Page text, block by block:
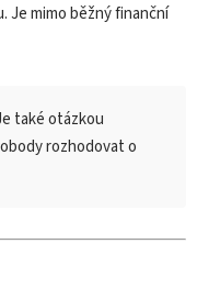
mimo běžný finanční
také otázkou
rozhodovat o